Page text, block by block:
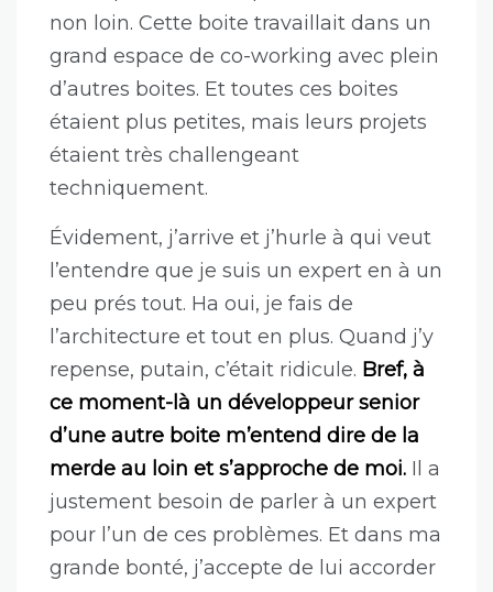
Après plusieurs mois à faire le malin,
j’étais au sommet de ma connerie.
Grande légende des débiles dans un
monde sans aucun challenge.Comme
y’avait personne pour me calmer, ça
aurait pu continuer longtemps.
Et un vendredi soir, j’ai rejoint toute ma
boite qui faisait un apéro dans un bar
non loin. Cette boite travaillait dans un
grand espace de co-working avec plein
d’autres boites. Et toutes ces boites
étaient plus petites, mais leurs projets
étaient très challengeant
techniquement.
Évidement, j’arrive et j’hurle à qui veut
l’entendre que je suis un expert en à un